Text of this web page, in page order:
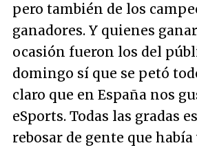
pero también de los
ganadores. Y quienes
ocasión fueron los del
domingo sí que se petó
claro que en España nos
eSports. Todas las gradas
rebosar de gente que